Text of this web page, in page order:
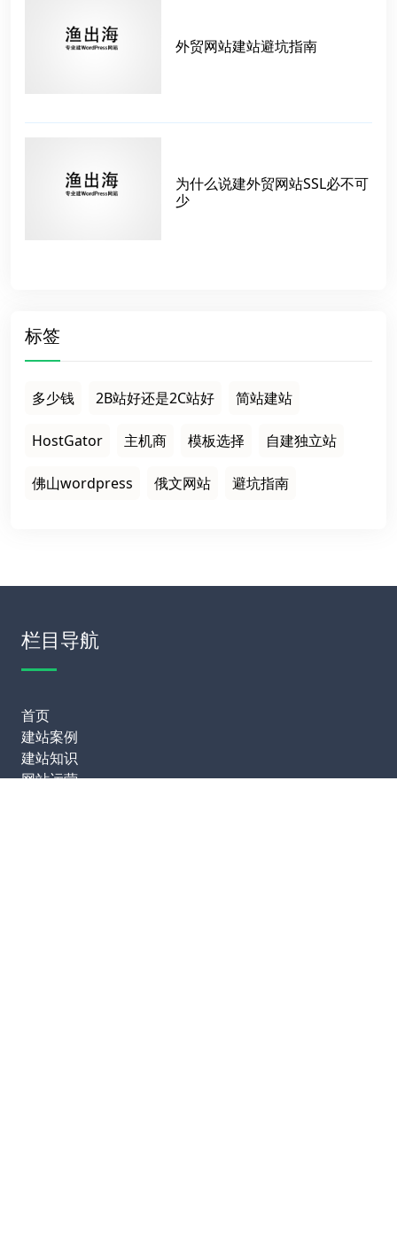
外贸网站建站避坑指南
为什么说建外贸网站SSL必不可
少
标签
多少钱 2B站好还是2C站好 简站建站
HostGator 主机商 模板选择 自建独立站
佛山wordpress 俄文网站 避坑指南
栏目导航
首页
建站案例
建站知识
网站运营